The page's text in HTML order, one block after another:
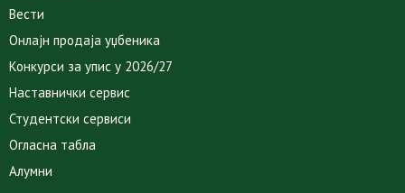
Вести
Онлајн продаја уџбеника
Конкурси за упис у 2026/27
Наставнички сервис
Студентски сервиси
Огласна табла
Алумни